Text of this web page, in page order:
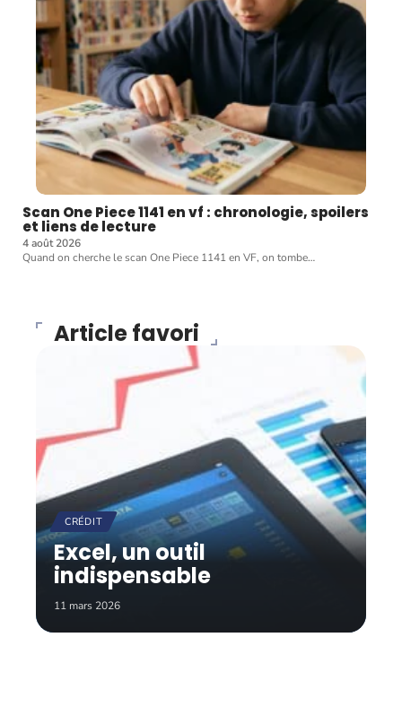
Scan One Piece 1141 en vf : chronologie, spoilers
et liens de lecture
4 août 2026
Quand on cherche le scan One Piece 1141 en VF, on tombe…
Article favori
CRÉDIT
Excel, un outil
indispensable
11 mars 2026